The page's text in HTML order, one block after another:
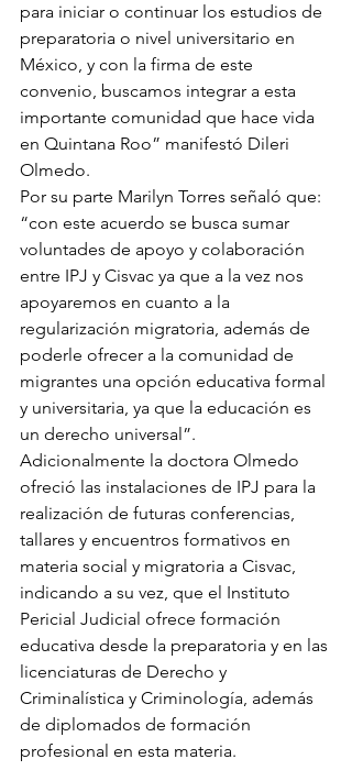
para iniciar o continuar los estudios de
preparatoria o nivel universitario en
México, y con la firma de este
convenio, buscamos integrar a esta
importante comunidad que hace vida
en Quintana Roo” manifestó Dileri
Olmedo.
Por su parte Marilyn Torres señaló que:
“con este acuerdo se busca sumar
voluntades de apoyo y colaboración
entre IPJ y Cisvac ya que a la vez nos
apoyaremos en cuanto a la
regularización migratoria, además de
poderle ofrecer a la comunidad de
migrantes una opción educativa formal
y universitaria, ya que la educación es
un derecho universal”.
Adicionalmente la doctora Olmedo
ofreció las instalaciones de IPJ para la
realización de futuras conferencias,
tallares y encuentros formativos en
materia social y migratoria a Cisvac,
indicando a su vez, que el Instituto
Pericial Judicial ofrece formación
educativa desde la preparatoria y en las
licenciaturas de Derecho y
Criminalística y Criminología, además
de diplomados de formación
profesional en esta materia.